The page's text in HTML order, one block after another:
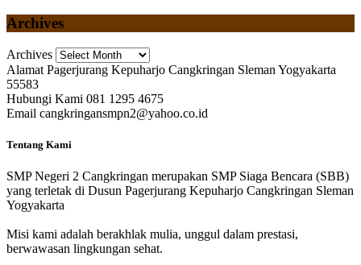
Archives
Archives
Alamat Pagerjurang Kepuharjo Cangkringan Sleman Yogyakarta
55583
Hubungi Kami 081 1295 4675
Email cangkringansmpn2@yahoo.co.id
Tentang Kami
SMP Negeri 2 Cangkringan merupakan SMP Siaga Bencara (SBB)
yang terletak di Dusun Pagerjurang Kepuharjo Cangkringan Sleman
Yogyakarta
Misi kami adalah berakhlak mulia, unggul dalam prestasi,
berwawasan lingkungan sehat.